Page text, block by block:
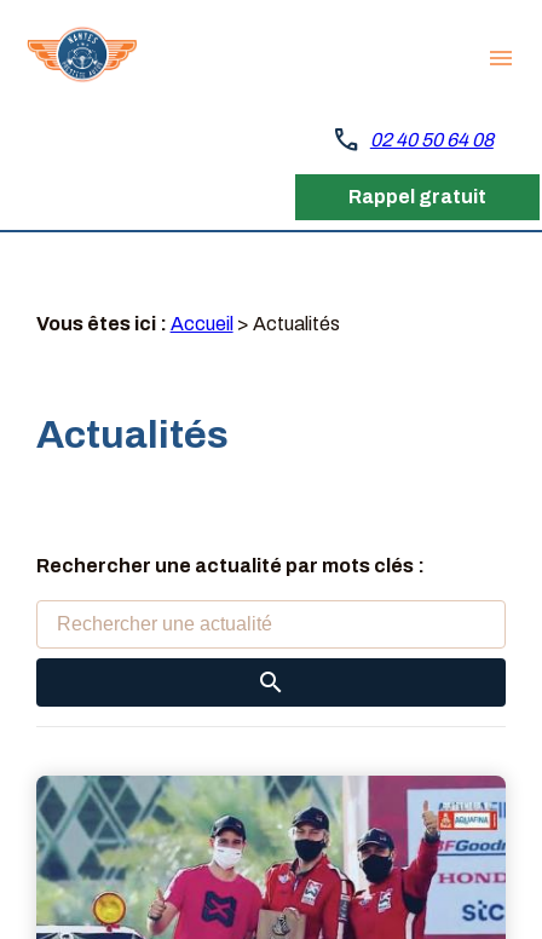
menu
call 02 40 50 64 08
Rappel gratuit
Vous êtes ici : Accueil > Actualités
Actualités
Rechercher une actualité par mots clés :